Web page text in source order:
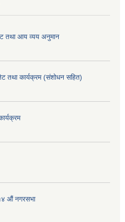
तथा आय व्यय अनुमान
तथा कार्यक्रम (संशोधन सहित)
औं नगरसभा